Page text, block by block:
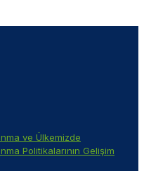
ve Ülkemizde
Politikalarının Gelişim